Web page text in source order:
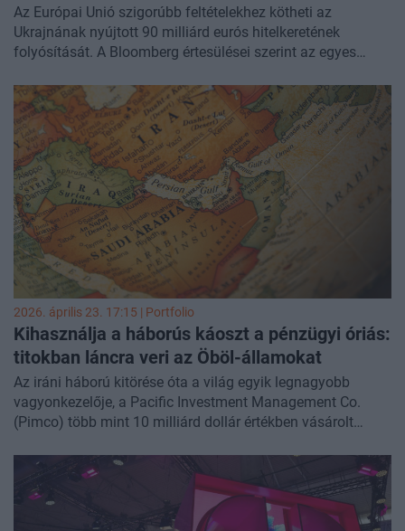
Az Európai Unió szigorúbb feltételekhez kötheti az
Ukrajnának nyújtott 90 milliárd eurós hitelkeretének
folyósítását. A Bloomberg értesülései szerint az egyes
lenne, amely a helyi vállalkozások körében rendkívül
népszerűtlen.
2026. április 23. 17:15 | Portfolio
Kihasználja a háborús káoszt a pénzügyi óriás:
titokban láncra veri az Öböl-államokat
Az iráni háború kitörése óta a világ egyik legnagyobb
vagyonkezelője, a Pacific Investment Management Co.
(Pimco) több mint 10 milliárd dollár értékben vásárolt
Ezek az országok a konfliktus gazdasági következményeire
készülve igyekeznek pénzügyi tartalékokat felhalmozni,
ezért a drágább, de biztosabb pénzügyi forrásszerzéstől
sem zárkóznak el – írja a
Bloomberg